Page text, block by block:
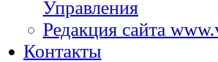
Управления
Редакция сайта
Контакты